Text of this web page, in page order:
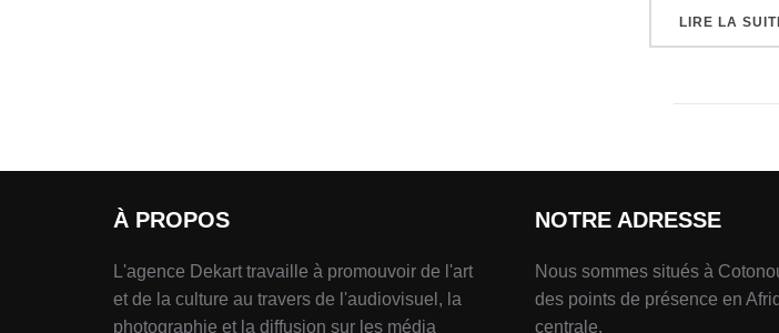
LIRE LA
À PROPOS
L'agence Dekart travaille à promouvoir de l'art
et de la culture au travers de l'audiovisuel, la
photographie et la diffusion sur les média
NOTRE ADRESSE
Nous sommes situés à
des points de présence en
centrale.